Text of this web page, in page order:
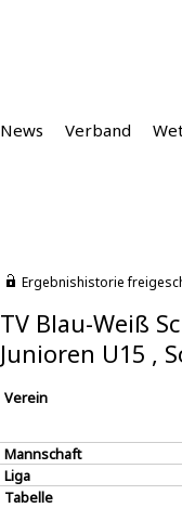
News Verband
Ergebnishistorie
TV Blau-Weiß
Junioren U15 ,
Verein
Mannschaft
Liga
Tabelle